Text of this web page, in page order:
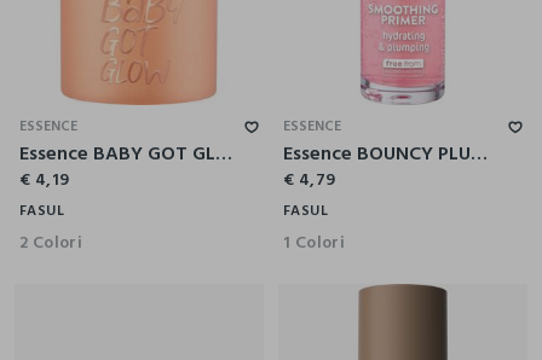
ESSENCE
Essence BABY GOT GLOW illuminante stick 10
€ 4,19
FASUL
2 Colori
ESSENCE
Essence BOUNCY PLUMP SMOOTHING primer viso
€ 4,79
FASUL
1 Colori